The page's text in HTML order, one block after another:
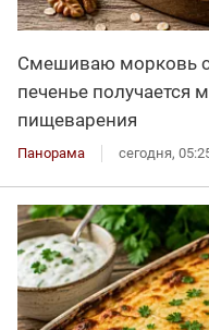
Смешиваю морковь
печенье получается
пищеварения
Панорама сегодня,